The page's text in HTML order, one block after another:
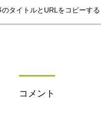
のタイトルとURLをコピーする
コメント